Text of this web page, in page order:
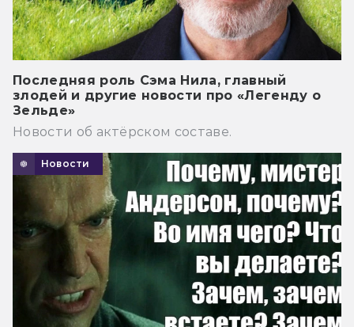
Последняя роль Сэма Нила, главный
злодей и другие новости про «Легенду о
Зельде»
Новости об актёрском составе.
Новости